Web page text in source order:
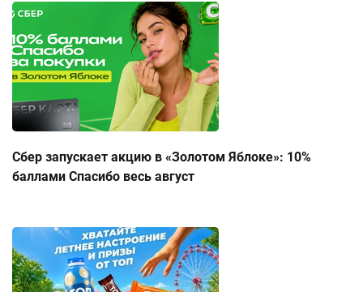
Сбер запускает акцию в «Золотом Яблоке»: 10%
баллами Спасибо весь август